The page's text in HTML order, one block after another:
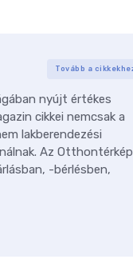
Tovább a
nyújt értékes
cikkei nemcsak a
lakberendezési
Az Otthontérkép
-bérlésben,